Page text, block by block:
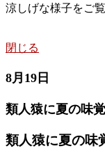
涼しげな様子をご覧
閉じる
8月19日
類人猿に夏の味
類人猿に夏の味